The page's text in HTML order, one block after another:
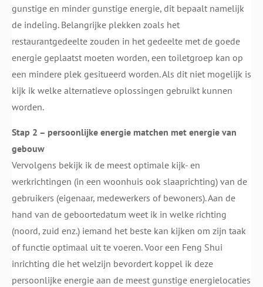
gunstige en minder gunstige energie, dit bepaalt namelijk
de indeling. Belangrijke plekken zoals het
restaurantgedeelte zouden in het gedeelte met de goede
energie geplaatst moeten worden, een toiletgroep kan op
een mindere plek gesitueerd worden. Als dit niet mogelijk is
kijk ik welke alternatieve oplossingen gebruikt kunnen
worden.
Stap 2 – persoonlijke energie matchen met energie van
gebouw
Vervolgens bekijk ik de meest optimale kijk- en
werkrichtingen (in een woonhuis ook slaaprichting) van de
gebruikers (eigenaar, medewerkers of bewoners). Aan de
hand van de geboortedatum weet ik in welke richting
(noord, zuid enz.) iemand het beste kan kijken om zijn taak
of functie optimaal uit te voeren. Voor een Feng Shui
inrichting die het welzijn bevordert koppel ik deze
persoonlijke energie aan de meest gunstige energielocaties